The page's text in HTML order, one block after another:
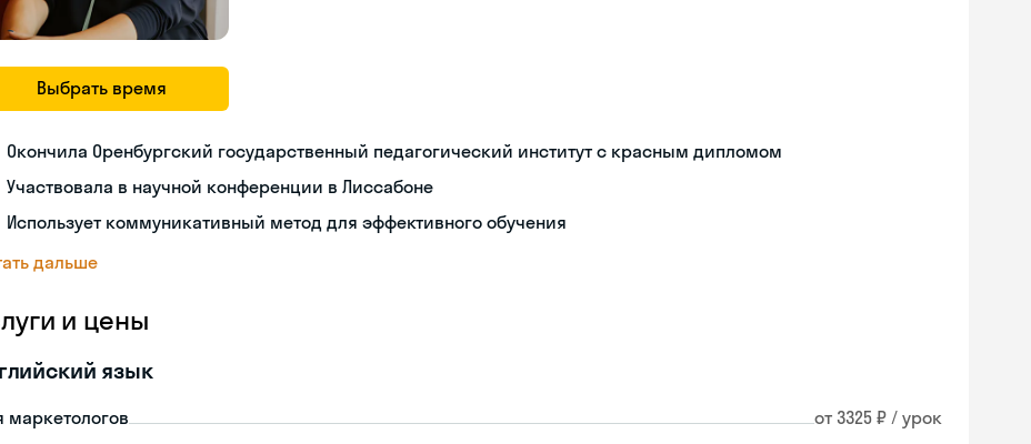
Выбрать время
Окончила Оренбургский государственный педагогический институт с красным дипломом
Участвовала в научной конференции в Лиссабоне
Использует коммуникативный метод для эффективного обучения
дальше
и цены
язык
маркетологов от 3325 ₽ / урок